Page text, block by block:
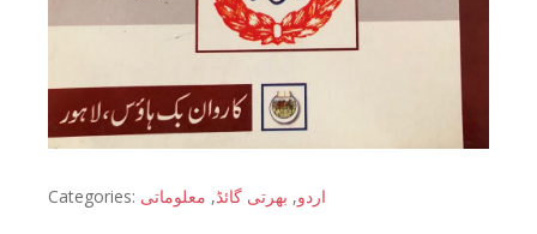
Categories: اردو, بھرتی گائڈ, معلوماتی